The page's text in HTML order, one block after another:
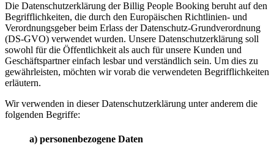
Die Datenschutzerklärung der Billig People Booking beruht auf den
Begrifflichkeiten, die durch den Europäischen Richtlinien- und
Verordnungsgeber beim Erlass der Datenschutz-Grundverordnung
(DS-GVO) verwendet wurden. Unsere Datenschutzerklärung soll
sowohl für die Öffentlichkeit als auch für unsere Kunden und
Geschäftspartner einfach lesbar und verständlich sein. Um dies zu
gewährleisten, möchten wir vorab die verwendeten Begrifflichkeiten
erläutern.
Wir verwenden in dieser Datenschutzerklärung unter anderem die
folgenden Begriffe:
a) personenbezogene Daten